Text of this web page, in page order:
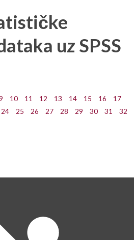
uz SPSS
10 11 12 13 14 15 16
17
24 25 26 27 28 29 30 31 32